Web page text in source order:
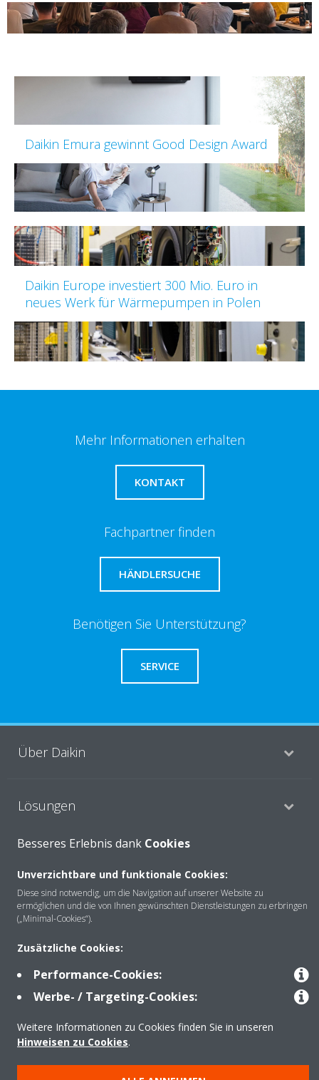
Daikin Emura gewinnt Good Design Award
Daikin Europe investiert 300 Mio. Euro in
neues Werk für Wärmepumpen in Polen
Mehr Informationen erhalten
KONTAKT
Fachpartner finden
HÄNDLERSUCHE
Benötigen Sie Unterstützung?
SERVICE
Über Daikin
Lösungen
Produkte
Copyright © Daikin
Impressum
Hinweis zu Cookies
Datenschutzerklärung
Besseres Erlebnis dank Cookies
Unverzichtbare und funktionale Cookies:
Diese sind notwendig, um die Navigation auf unserer Website zu
ermöglichen und die von Ihnen gewünschten Dienstleistungen zu erbringen
(„Minimal-Cookies“).
Zusätzliche Cookies:
Performance-Cookies:
Werbe- / Targeting-Cookies:
Weitere Informationen zu Cookies finden Sie in unseren
Hinweisen zu Cookies.